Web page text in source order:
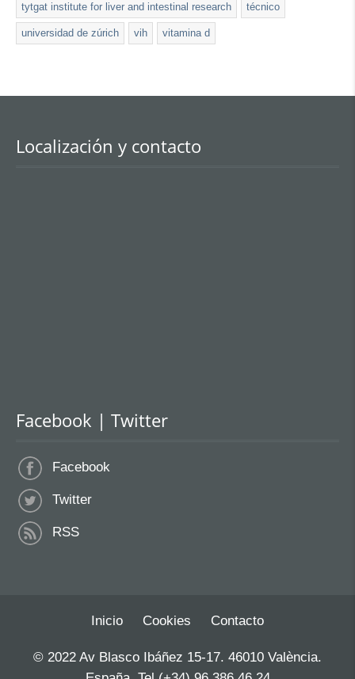
tytgat institute for liver and intestinal research técnico
universidad de zúrich vih vitamina d
Localización y contacto
Facebook | Twitter
Facebook
Twitter
RSS
Inicio Cookies Contacto
© 2022 Av Blasco Ibáñez 15-17. 46010 València.